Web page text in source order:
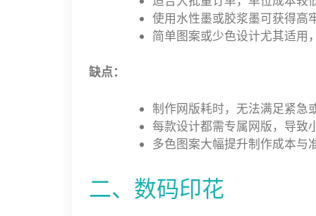
使用水性墨或胶浆墨可获得高
简单图案或少色设计尤其适用
缺点：
制作网版耗时，无法满足紧急
每款设计都需专属网版，导致
多色图案大幅提升制作成本与
二、数码印花